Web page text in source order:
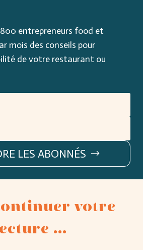
entrepreneurs food et
mois des conseils pour
de votre restaurant ou
LES ABONNÉS
votre
...